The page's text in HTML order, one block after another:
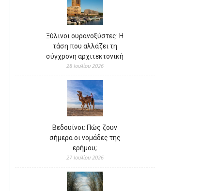
Ξύλινοι ουρανοξύστες: Η
τάση που αλλάζει τη
σύγχρονη αρχιτεκτονική
28 Ιουλίου 2026
Βεδουίνοι: Πώς ζουν
σήμερα οι νομάδες της
ερήμου;
27 Ιουλίου 2026